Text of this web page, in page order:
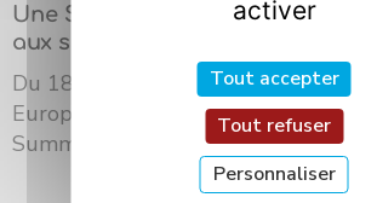
Une Summer School
aux sciences des saveurs à Dijon
Du 18 au 21 mai 2026, l’Université
Europe a accueilli à Dijon la
Summer School du ré...
activer
Tout accepter
Tout refuser
Personnaliser